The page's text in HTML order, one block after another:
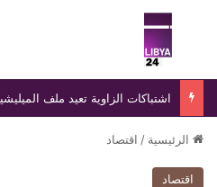
بحث عن
الرئيسية / اقتصاد
اقتصاد